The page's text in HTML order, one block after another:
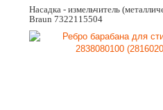
Насадка - измельчитель
Braun 7322115504